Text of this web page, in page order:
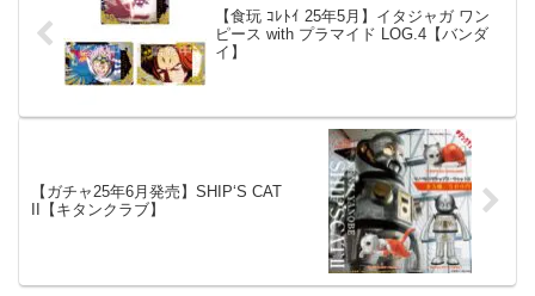
【食玩 ｺﾚﾄｲ 25年5月】イタジャガ ワン
ピース with プラマイド LOG.4【バンダ
イ】
【ガチャ25年6月発売】SHIP‘S CAT
II【キタンクラブ】